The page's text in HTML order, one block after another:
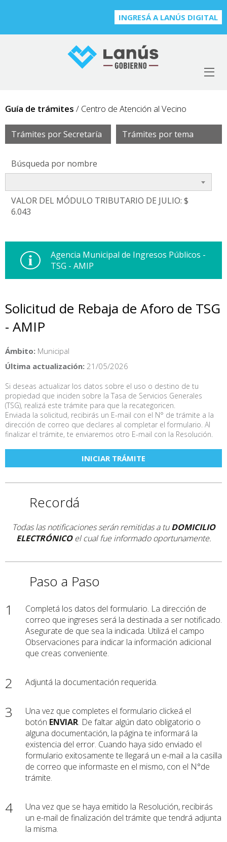
INGRESÁ A LANÚS DIGITAL
Guía de trámites / Centro de Atención al Vecino
Trámites por Secretaría Trámites por tema
Búsqueda por nombre
VALOR DEL MÓDULO TRIBUTARIO DE JULIO: $
6.043
Agencia Municipal de Ingresos Públicos -
TSG - AMIP
Solicitud de Rebaja de Aforo de TSG
- AMIP
Ámbito: Municipal
Última actualización: 21/05/2026
Si deseas actualizar los datos sobre el uso o destino de tu
propiedad que inciden sobre la Tasa de Servicios Generales
(TSG), realizá este trámite para que la recategoricen.
Enviada la solicitud, recibirás un E-mail con el N° de trámite a la
dirección de correo que declares al completar el formulario. Al
finalizar el trámite, te enviaremos otro E-mail con la Resolución.
INICIAR TRÁMITE
Recordá
Todas las notificaciones serán remitidas a tuDOMICILIO
ELECTRÓNICOel cual fue informado oportunamente.
Paso a Paso
1
Completá los datos del formulario. La dirección de
correo que ingreses será la destinada a ser notificado.
Asegurate de que sea la indicada. Utilizá el campo
Observaciones para indicar la información adicional
que creas conveniente.
2 Adjuntá la documentación requerida.
3
Una vez que completes el formulario clickeá el
botón ENVIAR. De faltar algún dato obligatorio o
alguna documentación, la página te informará la
existencia del error. Cuando haya sido enviado el
formulario exitosamente te llegará un e-mail a la casilla
de correo que informaste en el mismo, con el N°de
trámite.
4
Una vez que se haya emitido la Resolución, recibirás
un e-mail de finalización del trámite que tendrá adjunta
la misma.